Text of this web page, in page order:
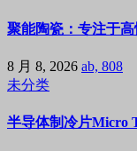
聚能陶瓷：专注于
8 月 8, 2026 ab, 808
未分类
半导体制冷片Micro